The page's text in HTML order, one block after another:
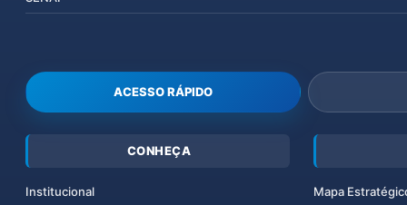
ACESSO RÁPIDO
CONHEÇA
Institucional Mapa